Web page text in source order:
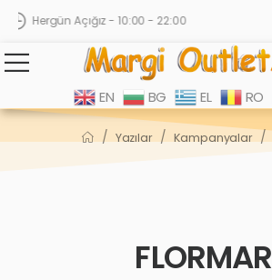
Hergün Açığız - 10:00 - 22:00
EN BG EL RO
/ Yazılar / Kampanyalar /
FLORMAR